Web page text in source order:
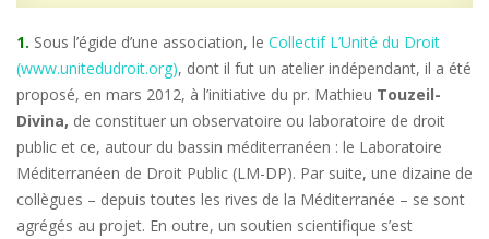
1. Sous l’égide d’une association, le Collectif L’Unité du Droit
(www.unitedudroit.org), dont il fut un atelier indépendant, il a été
proposé, en mars 2012, à l’initiative du pr. Mathieu Touzeil-
Divina, de constituer un observatoire ou laboratoire de droit
public et ce, autour du bassin méditerranéen : le Laboratoire
Méditerranéen de Droit Public (LM-DP). Par suite, une dizaine de
collègues – depuis toutes les rives de la Méditerranée – se sont
agrégés au projet. En outre, un soutien scientifique s’est